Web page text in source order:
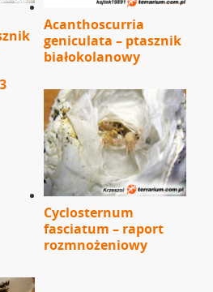
Acanthoscurria
geniculata – ptasznik
białokolanowy
Cyclosternum
fasciatum – raport
rozmnożeniowy